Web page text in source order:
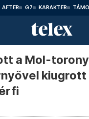
AFTER G7 KARAKTER
a Mol-
kiugrott